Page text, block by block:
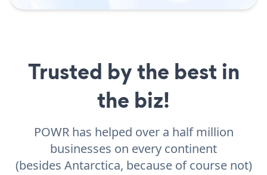
Trusted by the best in
the biz!
POWR has helped over a half million
businesses on every continent
(besides Antarctica, because of course not)